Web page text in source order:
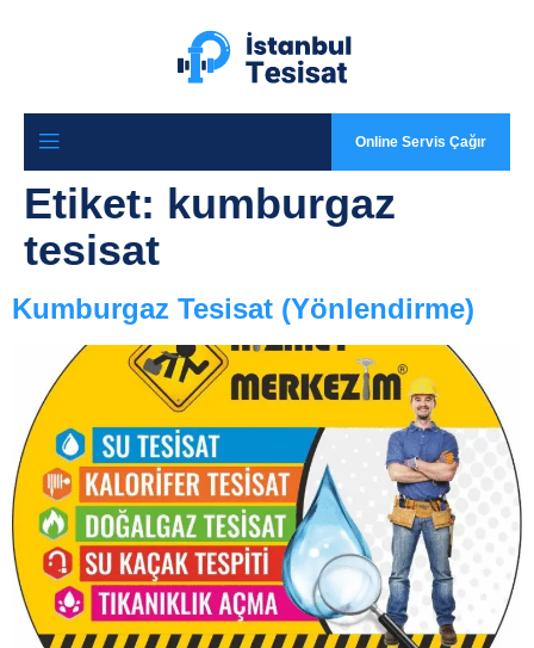
Online Servis Çağır
Etiket: kumburgaz
tesisat
Kumburgaz Tesisat (Yönlendirme)